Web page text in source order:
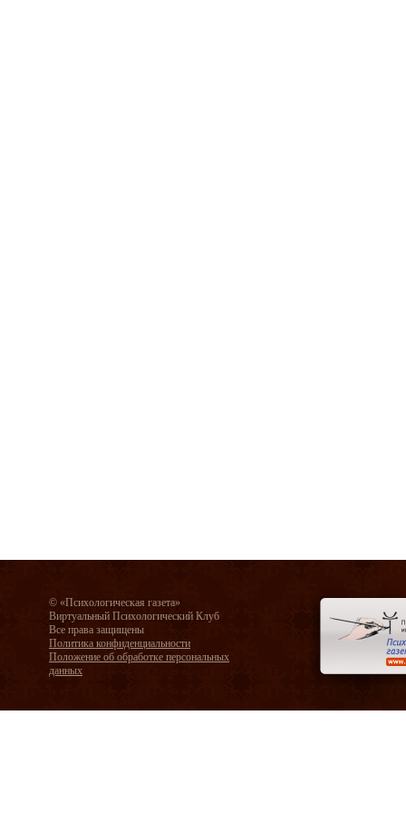
© «Психологическая газета»
Виртуальный Психологический Клуб
Все права защищены
Политика конфиденциальности
Положение об обработке персональных
данных